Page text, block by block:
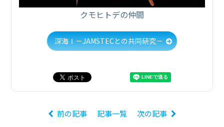
クモヒトデの仲間
深海Ⅰ－JAMSTECとの共同研究－
前の記事 記事一覧 次の記事